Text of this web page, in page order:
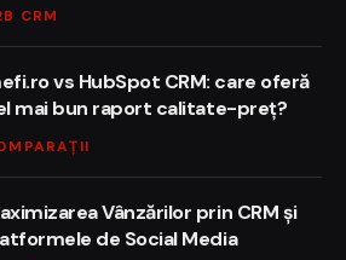
CRM
vs HubSpot CRM: care oferă
mai bun raport calitate-preț?
Vânzărilor prin CRM și
de Social Media